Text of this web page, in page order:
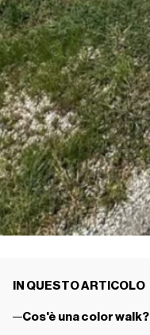
IN QUESTO ARTICOLO
Cos'è una color walk?